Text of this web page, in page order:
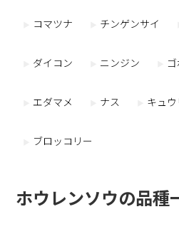
コマツナ チンゲンサイ
ダイコン ニンジン
エダマメ ナス キュウ
ブロッコリー
ホウレンソウの品種